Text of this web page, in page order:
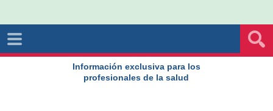
Información exclusiva para los
profesionales de la salud